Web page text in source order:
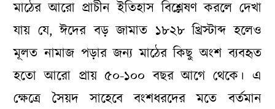
মাঠের আরো প্রাচীন ইতিহাস বিশ্লেষণ করলে দেখা
যায় যে, ঈদের বড় জামাত ১৮২৮ খ্রিস্টাব্দ হলেও
মূলত নামাজ পড়ার জন্য মাঠের কিছু অংশ ব্যবহৃত
হতো আরো প্রায় ৫০-১০০ বছর আগে থেকে। এ
ক্ষেত্রে সৈয়দ সাহেবে বংশধরদের মতে বর্তমান